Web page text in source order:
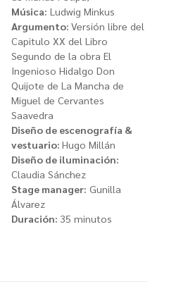
Música: Ludwig Minkus
Argumento: Versión libre del
Capitulo XX del Libro
Segundo de la obra El
Ingenioso Hidalgo Don
Quijote de La Mancha de
Miguel de Cervantes
Saavedra
Diseño de escenografía &
vestuario: Hugo Millán
Diseño de iluminación:
Claudia Sánchez
Stage manager: Gunilla
Álvarez
Duración: 35 minutos